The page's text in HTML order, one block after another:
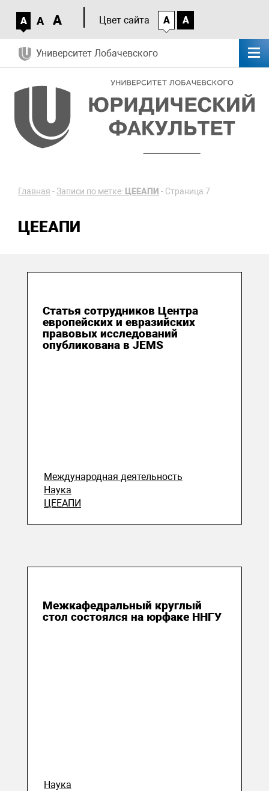
A A A Цвет сайта A A
Университет Лобачевского
Главная -Записи по метке: ЦЕЕАПИ - Страница 7
ЦЕЕАПИ
Статья сотрудников Центра
европейских и евразийских
правовых исследований
опубликована в JEMS
Международная деятельность
Наука
ЦЕЕАПИ
Межкафедральный круглый
стол состоялся на юрфаке ННГУ
Наука